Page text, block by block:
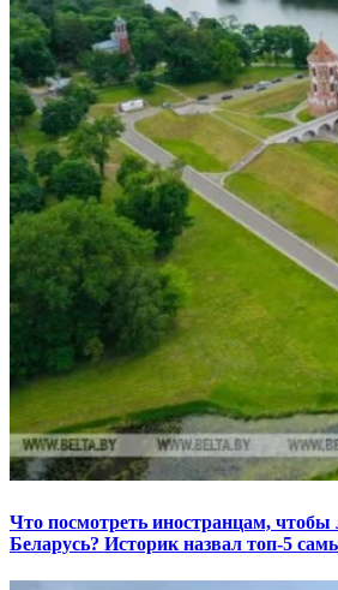
Что посмотреть иностранцам,
Беларусь? Историк назвал топ-5